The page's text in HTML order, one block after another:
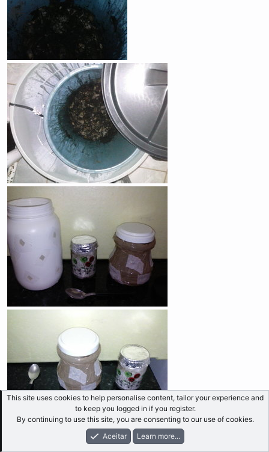
This site uses cookies to help personalise content, tailor your experience and
to keep you logged in if you register.
By continuing to use this site, you are consenting to our use of cookies.
Aceitar
Learn more...